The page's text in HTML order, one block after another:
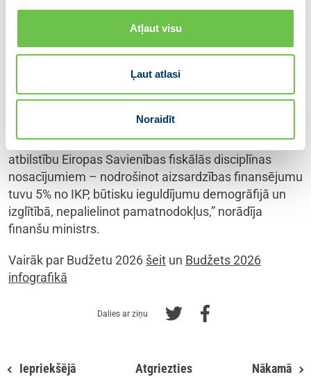
Atļaut visu
Ļaut atlasi
Noraidīt
saglabājot ekonomikas noturību un
konkurētspēju. Šis ir bijis sarežģīts, bet
godīgs budžets, kas stiprinās Latviju
ilgtermiņā,” uzsvēra finanšu ministrs
“Arī Eiropas Komisija sniegusi pozitīvu vērtējumu par
Latvijas nākamā gada budžetu, apliecinot tā
atbilstību Eiropas Savienības fiskālās disciplīnas
nosacījumiem – nodrošinot aizsardzības finansējumu
tuvu 5% no IKP, būtisku ieguldījumu demogrāfijā un
izglītībā, nepalielinot pamatnodokļus,” norādīja
finanšu ministrs.
Vairāk par Budžetu 2026 šeit un Budžets 2026
infografikā
Dalies ar ziņu
Iepriekšējā Atgriezties Nākamā